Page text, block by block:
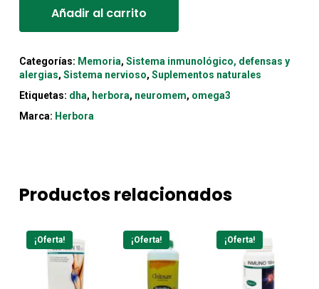
Añadir al carrito
Categorías: Memoria, Sistema inmunológico, defensas y
alergias, Sistema nervioso, Suplementos naturales
Etiquetas: dha, herbora, neuromem, omega3
Marca: Herbora
Productos relacionados
¡Oferta! ¡Oferta! ¡Oferta!